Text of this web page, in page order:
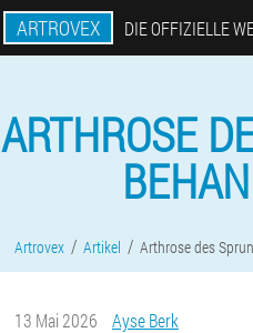
ARTROVEX DIE OFFIZIELLE
ARTHROSE
Artrovex Artikel Arthrose des
13 Mai 2026
Ayse Berk